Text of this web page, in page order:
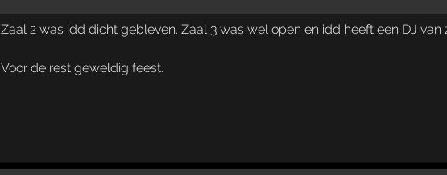
Zaal 2 was idd dicht gebleven. Zaal 3 was wel open en idd heeft een DJ van
Voor de rest geweldig feest.